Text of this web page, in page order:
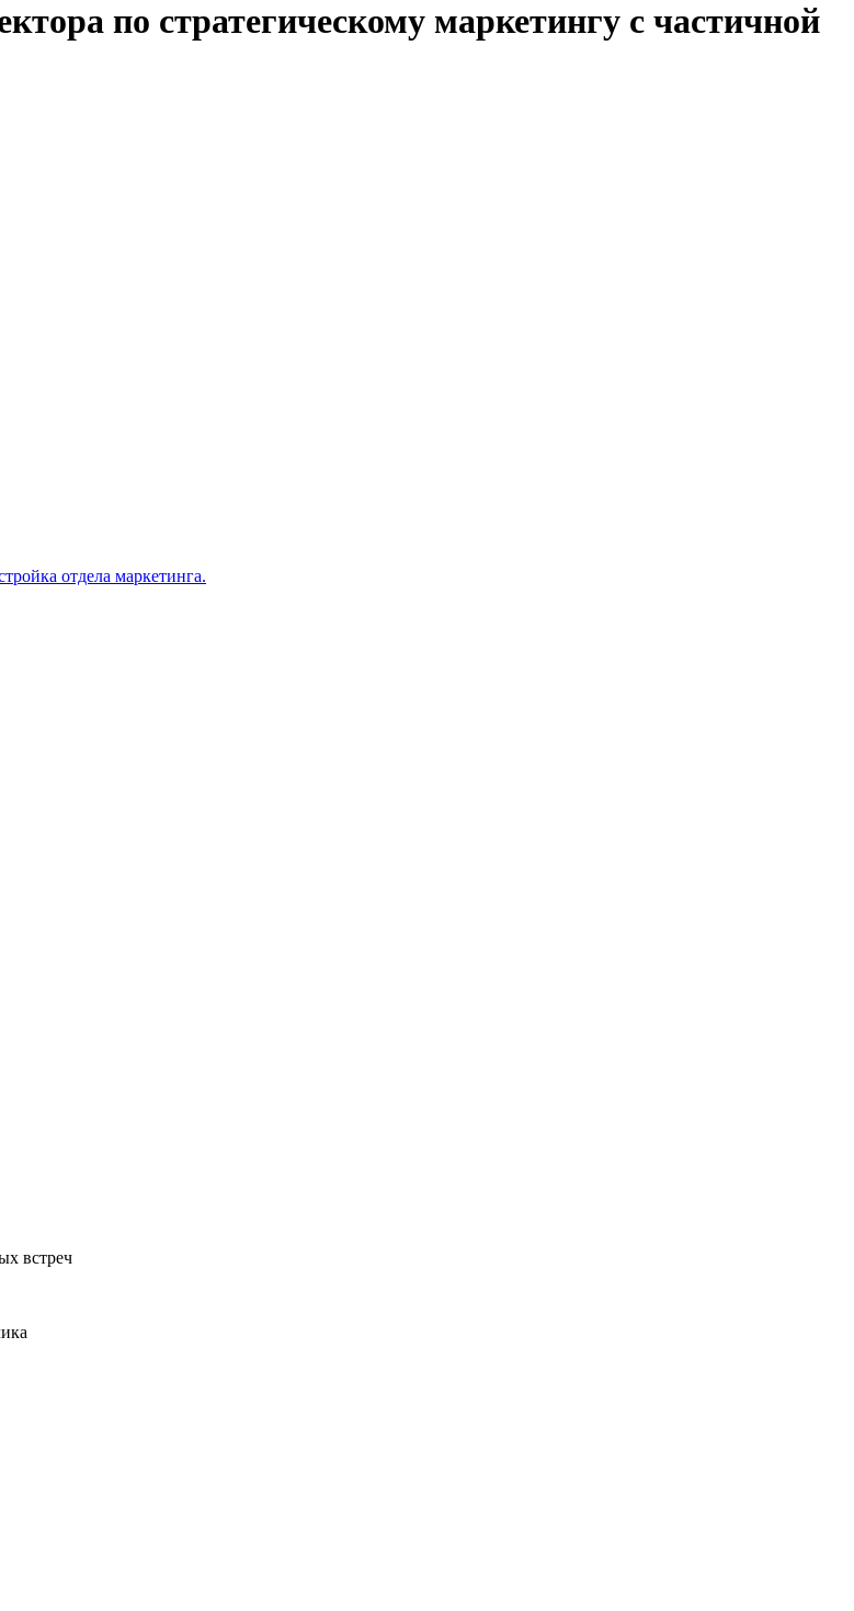
по стратегическому маркетингу с частичной
отдела маркетинга.
встреч